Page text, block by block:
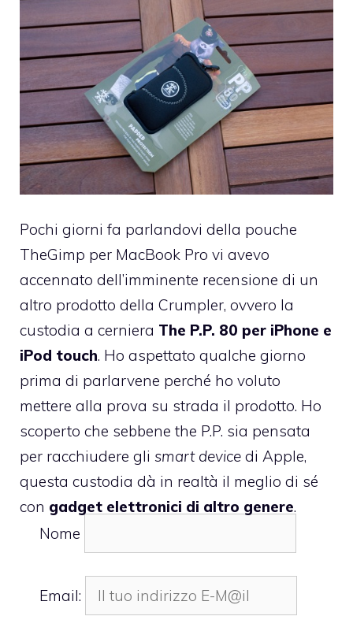
Pochi giorni fa parlandovi della pouche
TheGimp per MacBook Pro vi avevo
accennato dell’imminente recensione di un
altro prodotto della Crumpler, ovvero la
custodia a cerniera The P.P. 80 per iPhone e
iPod touch. Ho aspettato qualche giorno
prima di parlarvene perché ho voluto
mettere alla prova su strada il prodotto. Ho
scoperto che sebbene the P.P. sia pensata
per racchiudere gli smart device di Apple,
questa custodia dà in realtà il meglio di sé
con gadget elettronici di altro genere.
Nome
Email: